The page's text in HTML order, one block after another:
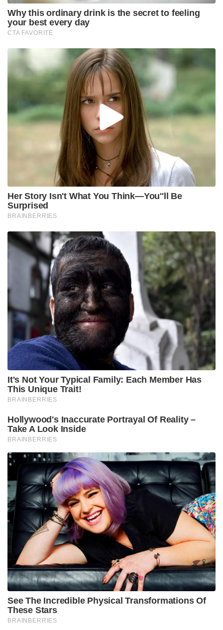
Why this ordinary drink is the secret to feeling
your best every day
CTA FAVORITE
Her Story Isn't What You Think—You''ll Be
Surprised
BRAINBERRIES
It's Not Your Typical Family: Each Member Has
This Unique Trait!
BRAINBERRIES
Hollywood's Inaccurate Portrayal Of Reality –
Take A Look Inside
BRAINBERRIES
See The Incredible Physical Transformations Of
These Stars
BRAINBERRIES